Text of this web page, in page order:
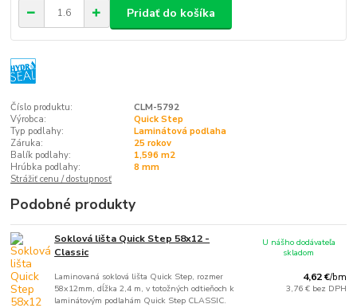
Pridať do košíka
Číslo produktu:
CLM-5792
Výrobca:
Quick Step
Typ podlahy:
Laminátová podlaha
Záruka:
25 rokov
Balík podlahy:
1,596 m2
Hrúbka podlahy:
8 mm
Strážiť cenu / dostupnosť
Podobné produkty
Soklová lišta Quick Step 58x12 -
Classic
Laminovaná soklová lišta Quick Step, rozmer
58x12mm, dĺžka 2,4 m, v totožných odtieňoch k
laminátovým podlahám Quick Step CLASSIC.
4,62 €/bm
3,76 € bez DPH
U nášho dodávateľa
skladom